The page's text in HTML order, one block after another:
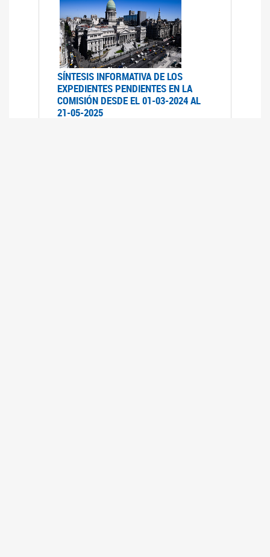
SÍNTESIS INFORMATIVA DE LOS
EXPEDIENTES PENDIENTES EN LA
COMISIÓN DESDE EL 01-03-2024 AL
21-05-2025